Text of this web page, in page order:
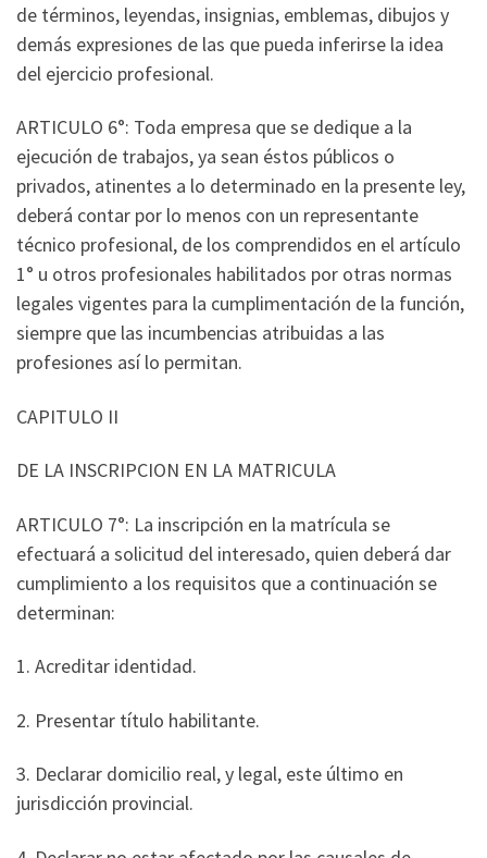
de términos, leyendas, insignias, emblemas, dibujos y
demás expresiones de las que pueda inferirse la idea
del ejercicio profesional.
ARTICULO 6°: Toda empresa que se dedique a la
ejecución de trabajos, ya sean éstos públicos o
privados, atinentes a lo determinado en la presente ley,
deberá contar por lo menos con un representante
técnico profesional, de los comprendidos en el artículo
1° u otros profesionales habilitados por otras normas
legales vigentes para la cumplimentación de la función,
siempre que las incumbencias atribuidas a las
profesiones así lo permitan.
CAPITULO II
DE LA INSCRIPCION EN LA MATRICULA
ARTICULO 7°: La inscripción en la matrícula se
efectuará a solicitud del interesado, quien deberá dar
cumplimiento a los requisitos que a continuación se
determinan:
1. Acreditar identidad.
2. Presentar título habilitante.
3. Declarar domicilio real, y legal, este último en
jurisdicción provincial.